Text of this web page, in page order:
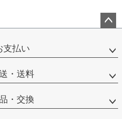
ップ
支払い
・送料
・交換